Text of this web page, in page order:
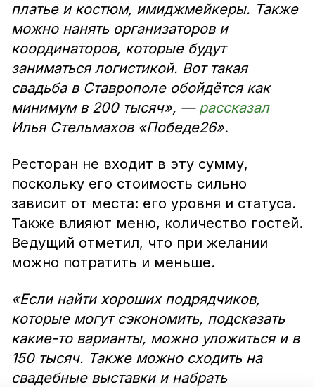
платье и костюм, имиджмейкеры. Также
можно нанять организаторов и
координаторов, которые будут
заниматься логистикой. Вот такая
свадьба в Ставрополе обойдётся как
минимум в 200 тысяч», — рассказал
Илья Стельмахов «Победе26».
Ресторан не входит в эту сумму,
поскольку его стоимость сильно
зависит от места: его уровня и статуса.
Также влияют меню, количество гостей.
Ведущий отметил, что при желании
можно потратить и меньше.
«Если найти хороших подрядчиков,
которые могут сэкономить, подсказать
какие-то варианты, можно уложиться и в
150 тысяч. Также можно сходить на
свадебные выставки и набрать